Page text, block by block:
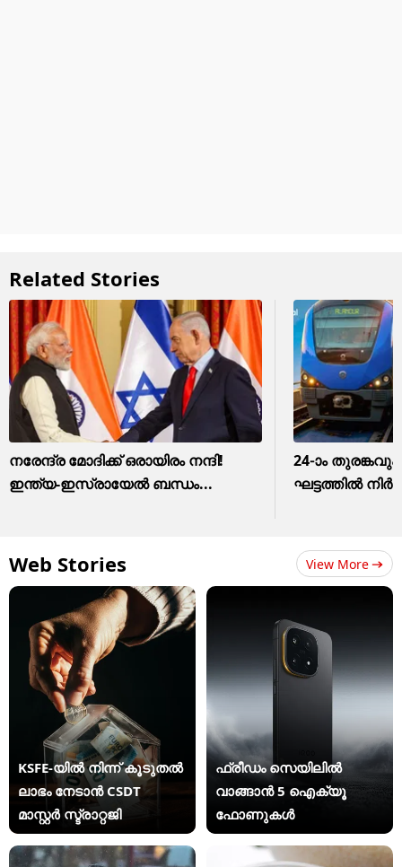
Related Stories
നരേന്ദ്ര മോദിക്ക് ഒരായിരം നന്ദി!
ഇന്ത്യ-ഇസ്രായേല്‍ ബന്ധം...
24-ാം
ഘട്ടത്തിൽ
Web Stories View More
KSFE-യില്‍ നിന്ന് കൂടുതല്‍
ലാഭം നേടാന്‍ CSDT
മാസ്റ്റര്‍ സ്ട്രാറ്റജി
ഫ്രീഡം സെയിലിൽ
വാങ്ങാൻ 5 ഐക്യൂ
ഫോണുകൾ